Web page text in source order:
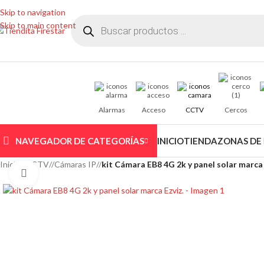
Skip to navigation
Skip to main content
Alarmas Acceso CCTV Cercos
NAVEGADOR DE CATEGORÍAS INICIOTIENDAZONAS DE
Inicio CCTV/ Cámaras IP/ kit Cámara EB8 4G 2k y panel solar marca